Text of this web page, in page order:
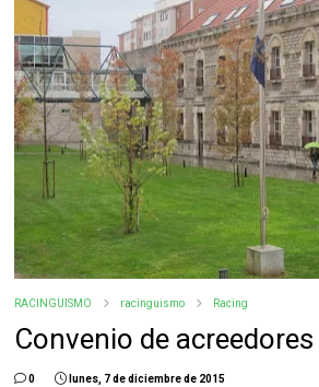
RACINGUISMO racinguismo Racing
Convenio de
0 lunes, 7 de diciembre de 2015